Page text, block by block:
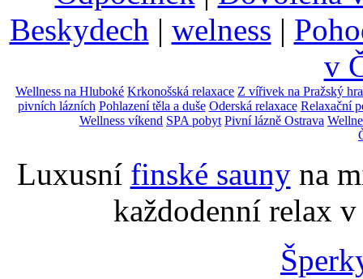
Beskydech | welness |
v
Wellness na Hluboké Krkonošská relaxace Z vířivek na Pražský
pivních lázních Pohlazení těla a duše Oderská relaxace Relaxační
Wellness víkend SPA pobyt Pivní lázně Ostrava
Luxusní finské saunyna
každodenní relax